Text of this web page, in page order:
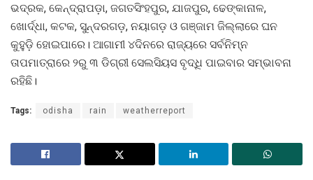
ଭଦ୍ରକ, କେନ୍ଦ୍ରାପଡ଼ା, ଜଗତସିଂହପୁର, ଯାଜପୁର, ଢେଙ୍କାନାଳ,
ଖୋର୍ଦ୍ଧା, କଟକ, ସୁନ୍ଦରଗଡ଼, ନୟାଗଡ଼ ଓ ଗଞ୍ଜାମ ଜିଲ୍ଲାରେ ଘନ
କୁହୁଡ଼ି ହୋଇପାରେ। ଆଗାମୀ ୪ଦିନରେ ରାଜ୍ୟରେ ସର୍ବନିମ୍ନ
ତାପମାତ୍ରାରେ ୨ରୁ ୩ ଡିଗ୍ରୀ ସେଲସିୟସ ବୃଦ୍ଧି ପାଇବାର ସମ୍ଭାବନା
ରହିଛି।
Tags: odisha rain weatherreport